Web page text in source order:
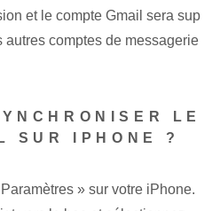
et le compte Gmail sera sup
autres comptes de messagerie
LE
SUR IPHONE ?
» sur votre iPhone.